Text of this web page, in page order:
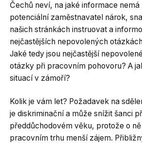
Čechů neví, na jaké informace
potenciální zaměstnavatel nárok,
našich stránkách instruovat a
nejčastějších nepovolených
Jaké tedy jsou nejčastější
otázky při pracovním pohovoru? A
situací v zámoří?
Kolik je vám let? Požadavek na
je diskriminační a může snížit šanci
předdůchodovém věku, protože o
pracovním trhu menší zájem.